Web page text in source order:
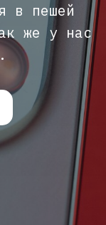
в пешей
же у нас